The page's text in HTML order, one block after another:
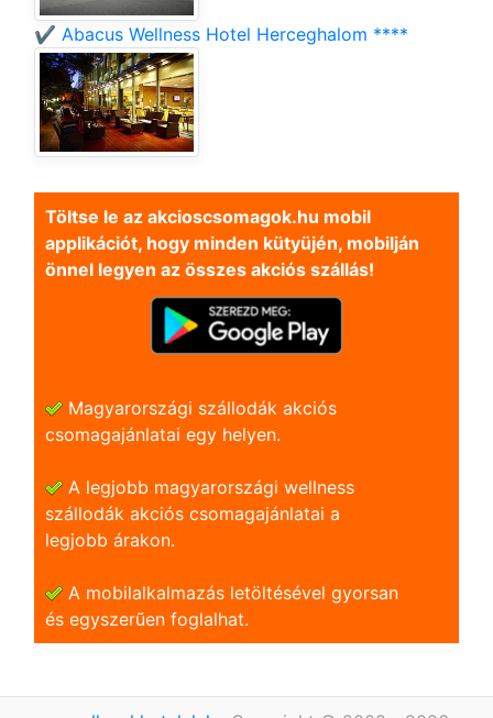
✔️ Abacus Wellness Hotel Herceghalom ****
Töltse le az akcioscsomagok.hu mobil
applikációt, hogy minden kütyüjén, mobilján
önnel legyen az összes akciós szállás!
Magyarországi szállodák akciós
csomagajánlatai egy helyen.
A legjobb magyarországi wellness
szállodák akciós csomagajánlatai a
legjobb árakon.
A mobilalkalmazás letöltésével gyorsan
és egyszerũen foglalhat.